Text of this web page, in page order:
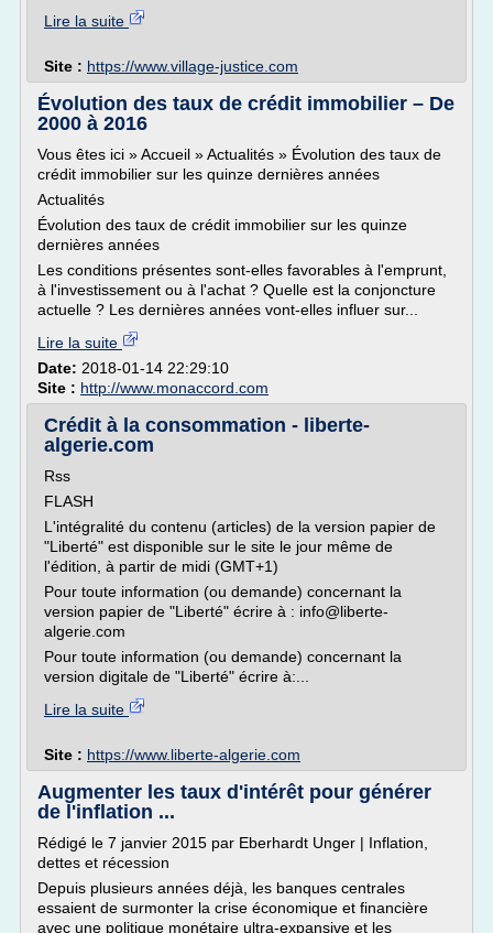
Lire la suite
Site : https://www.village-justice.com
Évolution des taux de crédit immobilier – De
2000 à 2016
Vous êtes ici » Accueil » Actualités » Évolution des taux de
crédit immobilier sur les quinze dernières années
Actualités
Évolution des taux de crédit immobilier sur les quinze
dernières années
Les conditions présentes sont-elles favorables à l'emprunt,
à l'investissement ou à l'achat ? Quelle est la conjoncture
actuelle ? Les dernières années vont-elles influer sur...
Lire la suite
Date: 2018-01-14 22:29:10
Site : http://www.monaccord.com
Crédit à la consommation - liberte-
algerie.com
Rss
FLASH
L'intégralité du contenu (articles) de la version papier de
"Liberté" est disponible sur le site le jour même de
l'édition, à partir de midi (GMT+1)
Pour toute information (ou demande) concernant la
version papier de "Liberté" écrire à : info@liberte-
algerie.com
Pour toute information (ou demande) concernant la
version digitale de "Liberté" écrire à:...
Lire la suite
Site : https://www.liberte-algerie.com
Augmenter les taux d'intérêt pour générer
de l'inflation ...
Rédigé le 7 janvier 2015 par Eberhardt Unger | Inflation,
dettes et récession
Depuis plusieurs années déjà, les banques centrales
essaient de surmonter la crise économique et financière
avec une politique monétaire ultra-expansive et les